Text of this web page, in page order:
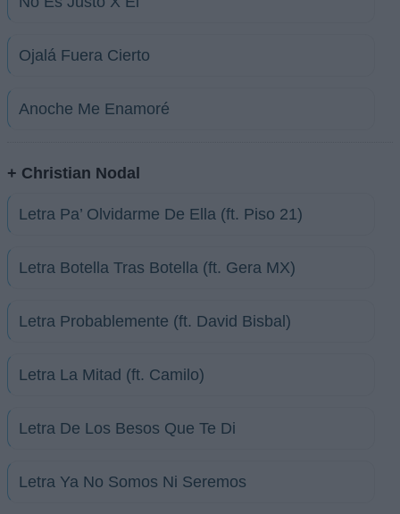
Ojalá Fuera Cierto
Anoche Me Enamoré
+ Christian Nodal
Letra Pa’ Olvidarme De Ella (ft. Piso 21)
Letra Botella Tras Botella (ft. Gera MX)
Letra Probablemente (ft. David Bisbal)
Letra La Mitad (ft. Camilo)
Letra De Los Besos Que Te Di
Letra Ya No Somos Ni Seremos